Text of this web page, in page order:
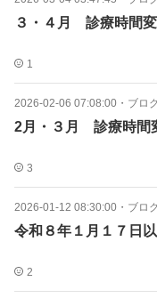
３・４月 診療時間
1
2026-02-06 07:08:00 ・ ブロ
2月・３月 診療時間
3
2026-01-12 08:30:00 ・ ブロ
令和８年１月１７日
2